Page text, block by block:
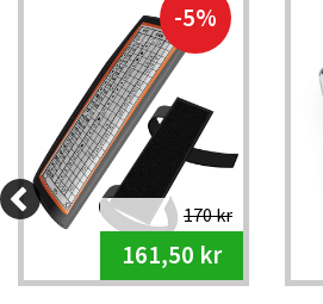
-5%
170 kr
161,50 kr